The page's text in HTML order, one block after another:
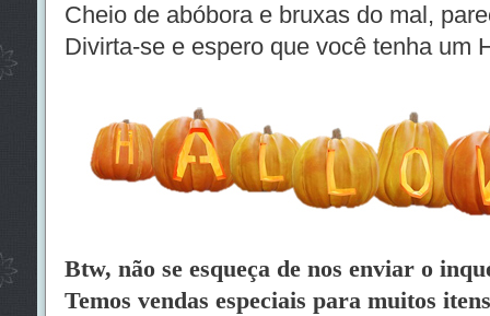
Cheio de abóbora e bruxas do mal,
Divirta-se e espero que você tenha um
Btw, não se esqueça de nos enviar o
Temos vendas especiais para muitos